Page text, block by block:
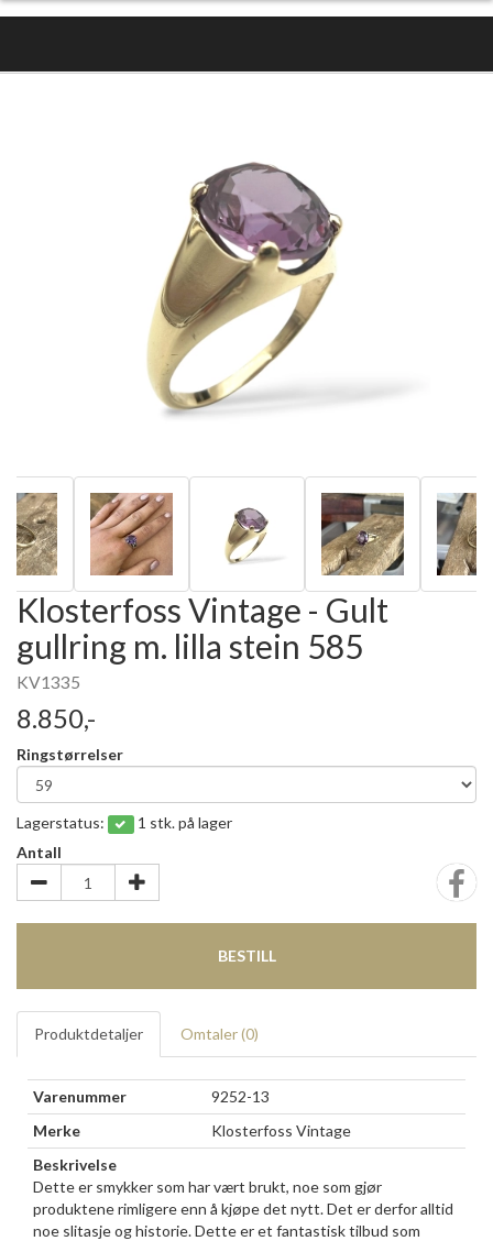
Klosterfoss Vintage - Gult
gullring m. lilla stein 585
KV1335
8.850,-
Ringstørrelser
Lagerstatus:
1 stk. på lager
Antall
BESTILL
Produktdetaljer Omtaler (0)
Varenummer
9252-13
Merke
Klosterfoss Vintage
Beskrivelse
Dette er smykker som har vært brukt, noe som gjør
produktene rimligere enn å kjøpe det nytt. Det er derfor alltid
noe slitasje og historie. Dette er et fantastisk tilbud som